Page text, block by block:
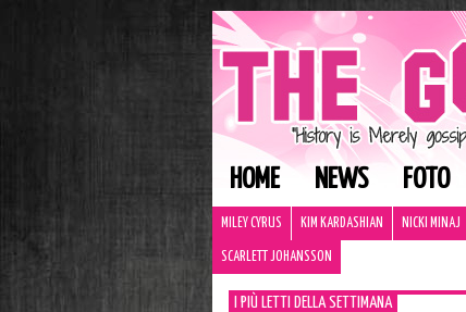
HOME NEWS FOTO
MILEY CYRUS KIM KARDASHIAN NICKI MINAJ
SCARLETT JOHANSSON
I PIÙ LETTI DELLA SETTIMANA